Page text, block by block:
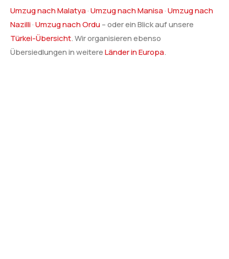
Umzug nach Malatya·Umzug nach Manisa·Umzug nach
Nazilli·Umzug nach Ordu– oder ein Blick auf unsere
Türkei-Übersicht. Wir organisieren ebenso
Übersiedlungen in weitereLänder in Europa.